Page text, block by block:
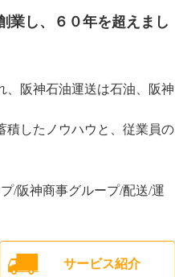
業し、６０年を超えまし
、阪神石油運送は石油、阪神
積したノウハウと、従業員の
/阪神商事グループ/配送/運
サービス紹介